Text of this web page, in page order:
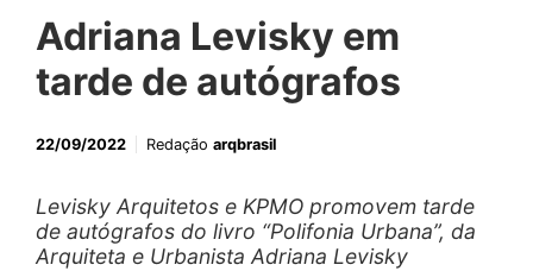
Adriana Levisky em
tarde de autógrafos
22/09/2022 Redação arqbrasil
Levisky Arquitetos e KPMO promovem tarde
de autógrafos do livro “Polifonia Urbana”, da
Arquiteta e Urbanista Adriana Levisky